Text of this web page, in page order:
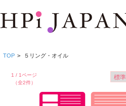
TOP > ５リング・オイル
1 / 1ページ
（全2件）